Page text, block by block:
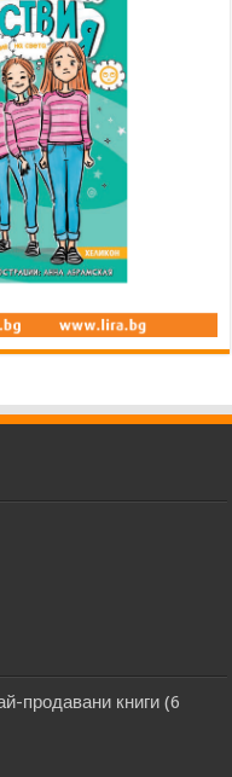
продавани книги (6